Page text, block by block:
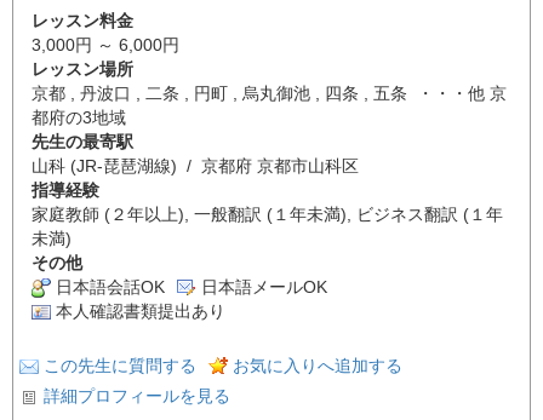
レッスン料金
3,000円 ～ 6,000円
レッスン場所
京都 , 丹波口 , 二条 , 円町 , 烏丸御池 , 四条 , 五条 ・・・他 京
都府の3地域
先生の最寄駅
山科 (JR-琵琶湖線) / 京都府 京都市山科区
指導経験
家庭教師 (２年以上), 一般翻訳 (１年未満), ビジネス翻訳 (１年
未満)
その他
日本語会話OK
日本語メールOK
本人確認書類提出あり
この先生に質問する
お気に入りへ追加する
詳細プロフィールを見る